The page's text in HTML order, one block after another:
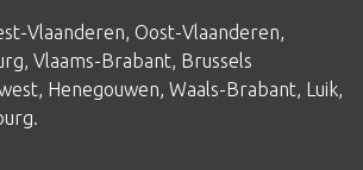
Vlaanderen, Oost-Vlaanderen,
, Vlaams-Brabant, Brussels
, Henegouwen, Waals-Brabant, Luik,
.